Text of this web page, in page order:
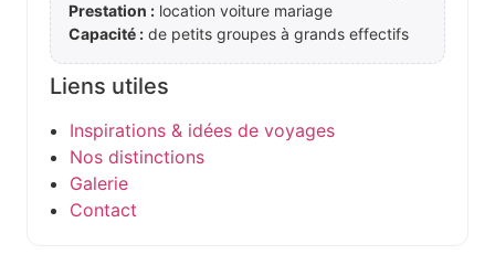
Prestation : location voiture mariage
Capacité : de petits groupes à grands effectifs
Liens utiles
Inspirations & idées de voyages
Nos distinctions
Galerie
Contact